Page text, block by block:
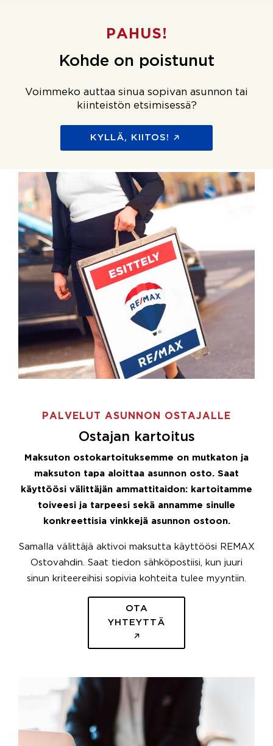
PAHUS!
Kohde on poistunut
Voimmeko auttaa sinua sopivan asunnon tai
kiinteistön etsimisessä?
KYLLÄ, KIITOS!
PALVELUT ASUNNON OSTAJALLE
Ostajan kartoitus
Maksuton ostokartoituksemme on mutkaton ja
maksuton tapa aloittaa asunnon osto. Saat
käyttöösi välittäjän ammattitaidon: kartoitamme
toiveesi ja tarpeesi sekä annamme sinulle
konkreettisia vinkkejä asunnon ostoon.
Samalla välittäjä aktivoi maksutta käyttöösi REMAX
Ostovahdin. Saat tiedon sähköpostiisi, kun juuri
sinun kriteereihisi sopivia kohteita tulee myyntiin.
OTA
YHTEYTTÄ